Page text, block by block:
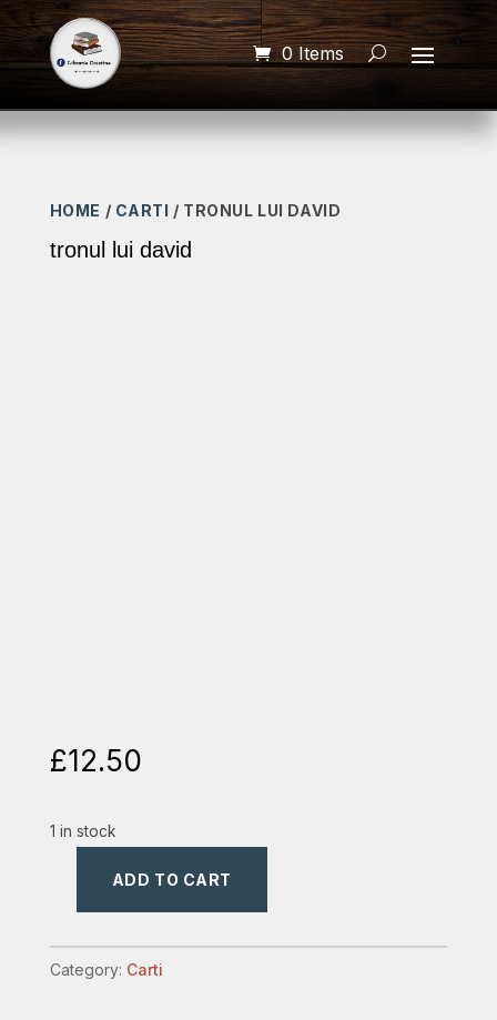
0 Items
HOME / CARTI / TRONUL LUI DAVID
tronul lui david
£12.50
1 in stock
david
quantity
ADD TO CART
Category: Carti